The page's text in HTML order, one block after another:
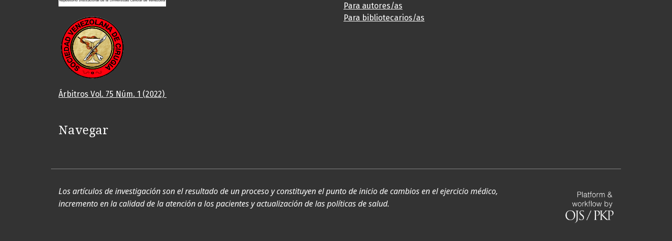
Árbitros Vol. 75 Núm. 1 (2022)
Para autores/as
Para bibliotecarios/as
Navegar
Los artículos de investigación son el resultado de un proceso y constituyen el punto de inicio de cambios en el ejercicio médico,
incremento en la calidad de la atención a los pacientes y actualización de las políticas de salud.